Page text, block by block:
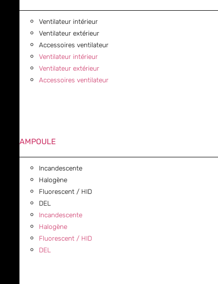
Ventilateur intérieur
Ventilateur extérieur
Accessoires ventilateur
Ventilateur intérieur
Ventilateur extérieur
Accessoires ventilateur
AMPOULE
Incandescente
Halogène
Fluorescent / HID
DEL
Incandescente
Halogène
Fluorescent / HID
DEL